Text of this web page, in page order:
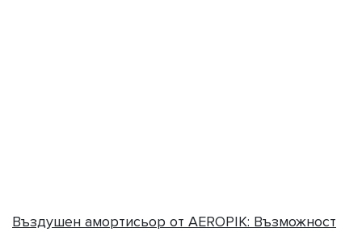
Въздушен амортисьор от AEROPIK: Възможност